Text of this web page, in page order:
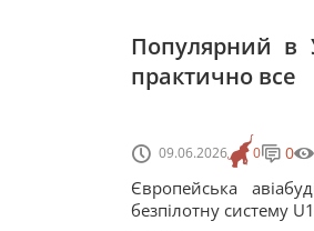
Популярний в
практично все
09.06.2026 0 0
Європейська
безпілотну систему